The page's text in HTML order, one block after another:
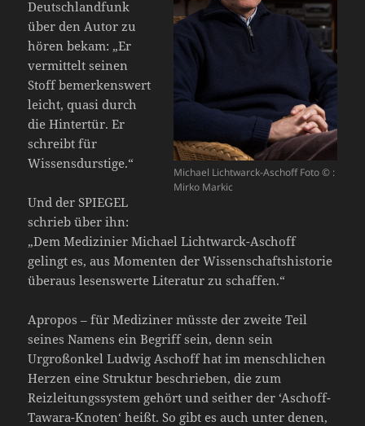
Michael Lichtwarck-Aschoff Foto © :
Mirko Markic
Deutschlandfunk
über den Autor zu
hören bekam: „Er
vermittelt seinen
Stoff bemerkenswert
leicht, quasi durch
die Hintertür. Er
schreibt für
Wissensdurstige.“
Und der SPIEGEL
schrieb über ihn:
„Dem Medizinier Michael Lichtwarck-Aschoff
gelingt es, aus Momenten der Wissenschaftshistorie
überaus lesenswerte Literatur zu schaffen.“
Apropos – für Mediziner müsste der zweite Teil
seines Namens ein Begriff sein, denn sein
Urgroßonkel Ludwig Aschoff hat im menschlichen
Herzen eine Struktur beschrieben, die zum
Reizleitungssystem gehört und seither der ‘Aschoff-
Tawara-Knoten‘ heißt. So gibt es auch unter denen,